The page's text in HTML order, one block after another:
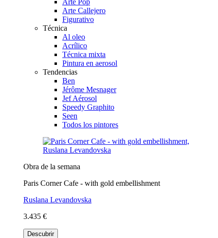
Arte Callejero
Figurativo
Técnica
Al oleo
Acrílico
Técnica mixta
Pintura en aerosol
Tendencias
Ben
Jérôme Mesnager
Jef Aérosol
Speedy Graphito
Seen
Todos los pintores
Obra de la semana
Paris Corner Cafe - with gold embellishment
Ruslana Levandovska
3.435 €
Descubrir